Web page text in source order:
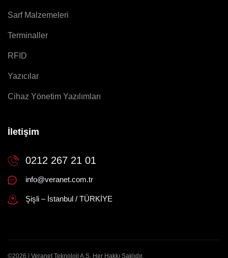
Sarf Malzemeleri
Terminaller
RFID
Yazıcılar
Cihaz Yönetim Yazılımları
İletişim
0212 267 21 01
info@veranet.com.tr
Şişli – İstanbul / TÜRKİYE
©2026 | Veranet Teknoloji A.Ş. Her Hakkı Saklıdır.